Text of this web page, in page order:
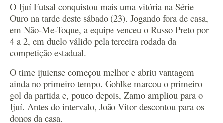
O Ijuí Futsal conquistou mais uma vitória na Série
Ouro na tarde deste sábado (23). Jogando fora de casa,
em Não-Me-Toque, a equipe venceu o Russo Preto por
4 a 2, em duelo válido pela terceira rodada da
competição estadual.
O time ijuiense começou melhor e abriu vantagem
ainda no primeiro tempo. Gohlke marcou o primeiro
gol da partida e, pouco depois, Zamo ampliou para o
Ijuí. Antes do intervalo, João Vitor descontou para os
donos da casa.